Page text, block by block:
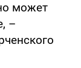
может
–